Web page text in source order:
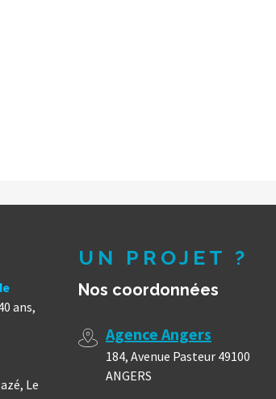
ans,
Le
UN PROJET ?
Nos coordonnées
Agence Angers
184, Avenue Pasteur 49100
ANGERS